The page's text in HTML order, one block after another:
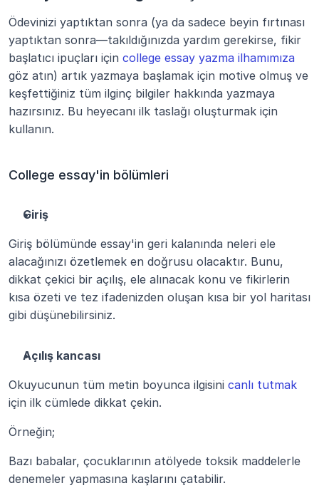
Ödevinizi yaptıktan sonra (ya da sadece beyin fırtınası
yaptıktan sonra—takıldığınızda yardım gerekirse, fikir
başlatıcı ipuçları için college essay yazma ilhamımıza
göz atın) artık yazmaya başlamak için motive olmuş ve
keşfettiğiniz tüm ilginç bilgiler hakkında yazmaya
hazırsınız. Bu heyecanı ilk taslağı oluşturmak için
kullanın.
College essay'in bölümleri
Giriş
Giriş bölümünde essay'in geri kalanında neleri ele
alacağınızı özetlemek en doğrusu olacaktır. Bunu,
dikkat çekici bir açılış, ele alınacak konu ve fikirlerin
kısa özeti ve tez ifadenizden oluşan kısa bir yol haritası
gibi düşünebilirsiniz.
Açılış kancası
Okuyucunun tüm metin boyunca ilgisini canlı tutmak
için ilk cümlede dikkat çekin.
Örneğin;
Bazı babalar, çocuklarının atölyede toksik maddelerle
denemeler yapmasına kaşlarını çatabilir.